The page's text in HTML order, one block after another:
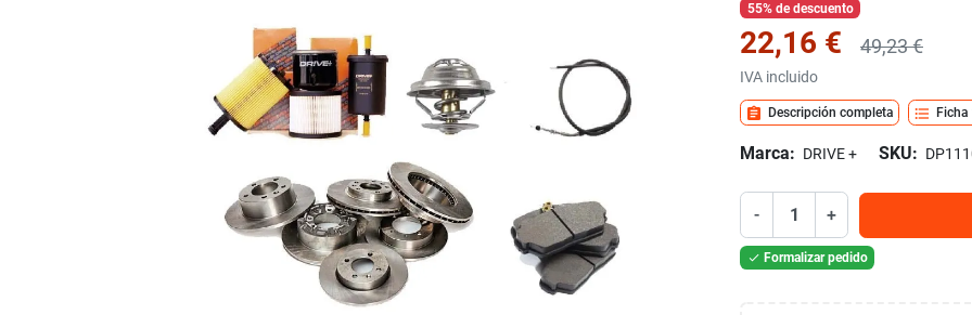
55% de descuento
22,16 € 49,23 €
IVA incluido
assignment Descripción completa format_list_bulleted Ficha
Marca: DRIVE + SKU:
- +
 Formalizar pedido